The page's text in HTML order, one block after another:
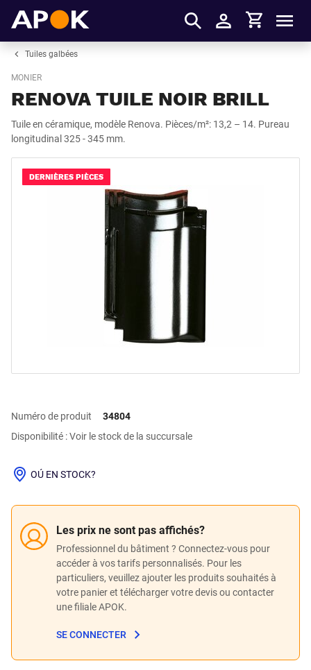
S'identifier
Panier
Tuiles galbées
MONIER
RENOVA TUILE NOIR BRILL
Tuile en céramique, modèle Renova. Pièces/m²: 13,2 – 14. Pureau
longitudinal 325 - 345 mm.
DERNIÈRES PIÈCES
Numéro de produit
34804
Disponibilité : Voir le stock de la succursale
Les prix ne sont pas affichés?
Professionnel du bâtiment ? Connectez-vous pour
accéder à vos tarifs personnalisés. Pour les
particuliers, veuillez ajouter les produits souhaités à
votre panier et télécharger votre devis ou contacter
une filiale APOK.
SE CONNECTER
OÚ EN STOCK?